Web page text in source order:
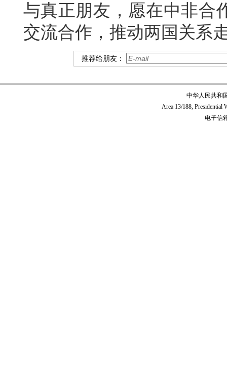
与真正朋友，愿在中非合
交流合作，推动两国关系
推荐给朋友：
中华人民共和
Area 13/188, Presidential
电子信